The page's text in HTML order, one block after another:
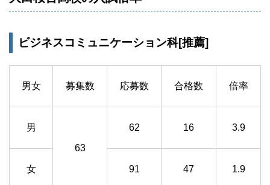
ビジネスコミュニケーション科[推薦]
男女 募集数 応募数 合格数 倍率
男
63
62 16 3.9
女 91 47 1.9